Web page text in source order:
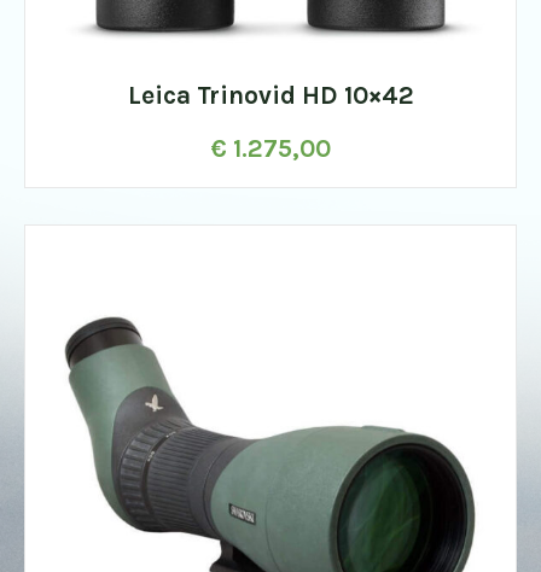
Leica Trinovid HD 10×42
€ 1.275,00